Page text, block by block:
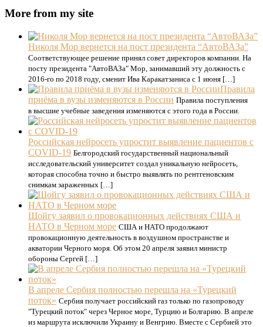
More from my site
Николя Мор вернется на пост президента “АвтоВАЗа”
Соответствующее решение принял совет директоров компании. На
посту президента "АвтоВАЗа" Мор, занимавший эту должность с
2016-го по 2018 году, сменит Ива Каракатзаниса с 1 июня […]
Правила
приёма в вузы изменяются в России Правила поступления
в высшие учебные заведения изменяются с этого года в России.
Российская нейросеть упростит выявление пациентов с
COVID-19 Белгородский государственный национальный
исследовательский университет создал уникальную нейросеть,
которая способна точно и быстро выявлять по рентгеновским
снимкам зараженных […]
Шойгу заявил о провокационных действиях США и
НАТО в Черном море США и НАТО продолжают
провокационную деятельность в воздушном пространстве и
акватории Черного моря. Об этом 20 апреля заявил министр
обороны Сергей […]
В апреле Сербия полностью перешла на «Турецкий
поток» Сербия получает российский газ только по газопроводу
"Турецкий поток" через Черное море, Турцию и Болгарию. В апреле
из маршрута исключили Украину и Венгрию. Вместе с Сербией это